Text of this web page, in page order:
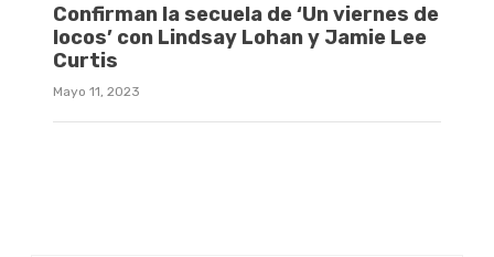
Confirman la secuela de ‘Un viernes de
locos’ con Lindsay Lohan y Jamie Lee
Curtis
Mayo 11, 2023